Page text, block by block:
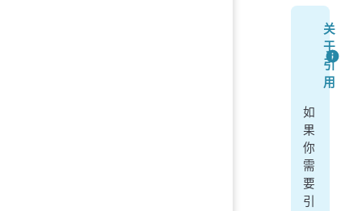
关
于
引
用
如
果
你
需
要
引